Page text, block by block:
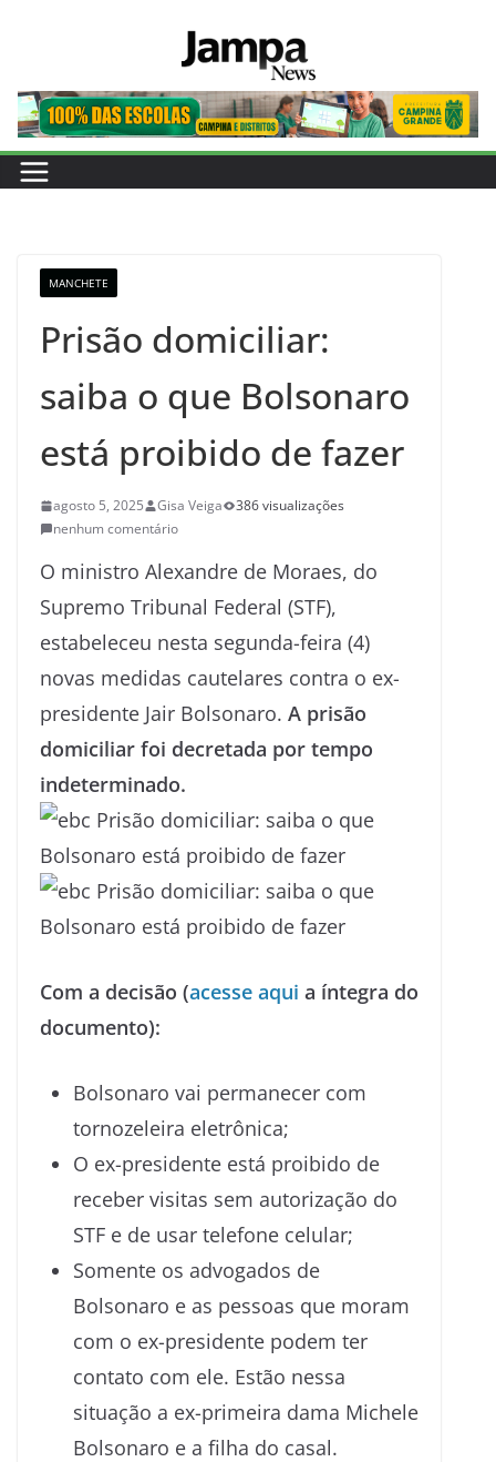
conteúdo
MANCHETE
Prisão domiciliar:
saiba o que Bolsonaro
está proibido de fazer
agosto 5, 2025 Gisa Veiga
386 visualizações
nenhum comentário
O ministro Alexandre de Moraes, do
Supremo Tribunal Federal (STF),
estabeleceu nesta segunda-feira (4)
novas medidas cautelares contra o ex-
presidente Jair Bolsonaro. A prisão
domiciliar foi decretada por tempo
indeterminado.
Com a decisão (acesse aqui a íntegra do
documento):
Bolsonaro vai permanecer com
tornozeleira eletrônica;
O ex-presidente está proibido de
receber visitas sem autorização do
STF e de usar telefone celular;
Somente os advogados de
Bolsonaro e as pessoas que moram
com o ex-presidente podem ter
contato com ele. Estão nessa
situação a ex-primeira dama Michele
Bolsonaro e a filha do casal.